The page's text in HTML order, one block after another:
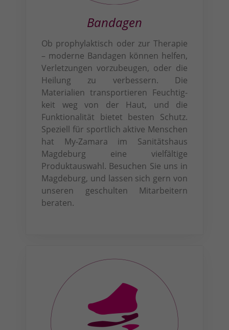
Bandagen
Ob prophylaktisch oder zur Therapie
– moderne Bandagen können helfen,
Ver­letzungen vor­zubeugen, oder die
Heilung zu verbessern. Die
Materialien trans­portieren Feuchtig­
keit weg von der Haut, und die
Funktionalität bietet besten Schutz.
Speziell für sportlich aktive Menschen
hat My-Zamara im Sanitätshaus
Magdeburg eine vielfältige
Produktauswahl. Besuchen Sie uns in
Magdeburg, und lassen sich gern von
unseren geschulten Mitarbeitern
beraten.